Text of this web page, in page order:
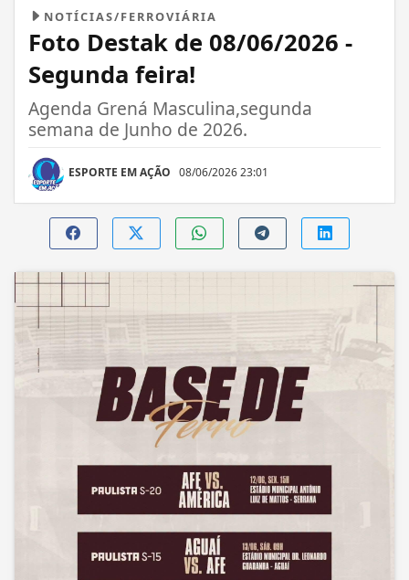
NOTÍCIAS/FERROVIÁRIA
Foto Destak de 08/06/2026 -
Segunda feira!
Agenda Grená Masculina,segunda
semana de Junho de 2026.
ESPORTE EM AÇÃO 08/06/2026 23:01